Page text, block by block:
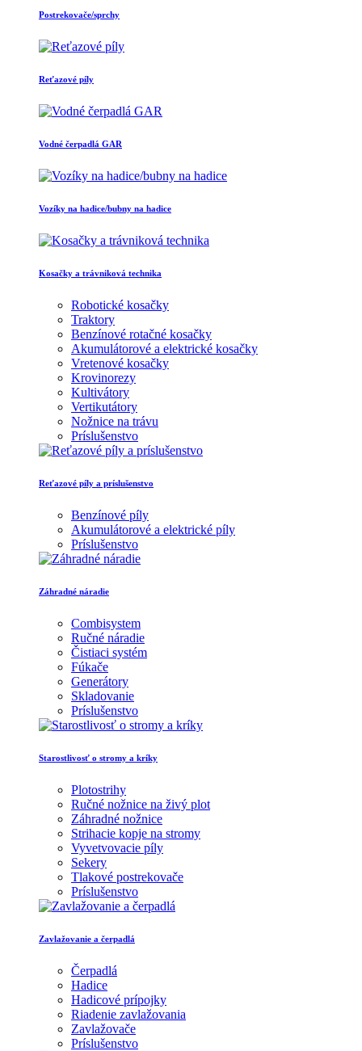
Postrekovače/sprchy
Reťazové píly
Vodné čerpadlá GAR
Vozíky na hadice/bubny na hadice
Kosačky a trávniková technika
Robotické kosačky
Traktory
Benzínové rotačné kosačky
Akumulátorové a elektrické kosačky
Vretenové kosačky
Krovinorezy
Kultivátory
Vertikutátory
Nožnice na trávu
Príslušenstvo
Reťazové píly a príslušenstvo
Benzínové píly
Akumulátorové a elektrické píly
Príslušenstvo
Záhradné náradie
Combisystem
Ručné náradie
Čistiaci systém
Fúkače
Generátory
Skladovanie
Príslušenstvo
Starostlivosť o stromy a kríky
Plotostrihy
Ručné nožnice na živý plot
Záhradné nožnice
Strihacie kopje na stromy
Vyvetvovacie píly
Sekery
Tlakové postrekovače
Príslušenstvo
Zavlažovanie a čerpadlá
Čerpadlá
Hadice
Hadicové prípojky
Riadenie zavlažovania
Zavlažovače
Príslušenstvo